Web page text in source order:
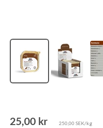
Rea-
25,00 kr 250,00 SEK/kg